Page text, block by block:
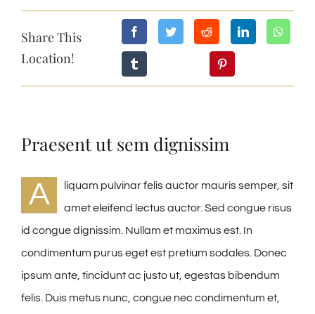
Share This
Location!
Praesent ut sem dignissim
A
liquam pulvinar felis auctor mauris semper, sit
amet eleifend lectus auctor. Sed congue risus
id congue dignissim. Nullam et maximus est. In
condimentum purus eget est pretium sodales. Donec
ipsum ante, tincidunt ac justo ut, egestas bibendum
felis. Duis metus nunc, congue nec condimentum et,